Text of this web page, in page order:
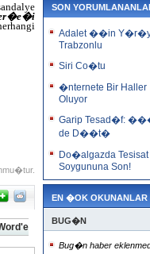
SON
Adalet ��in
Trabzonlu
Siri Co�tu
�nternete Bir Haller
Oluyor
Garip Tesad�f:
de D��t�
Do�algazda Tesisat
Soygununa Son!
EN �OK OKUNANLAR
BUG�N
Bug�n haber